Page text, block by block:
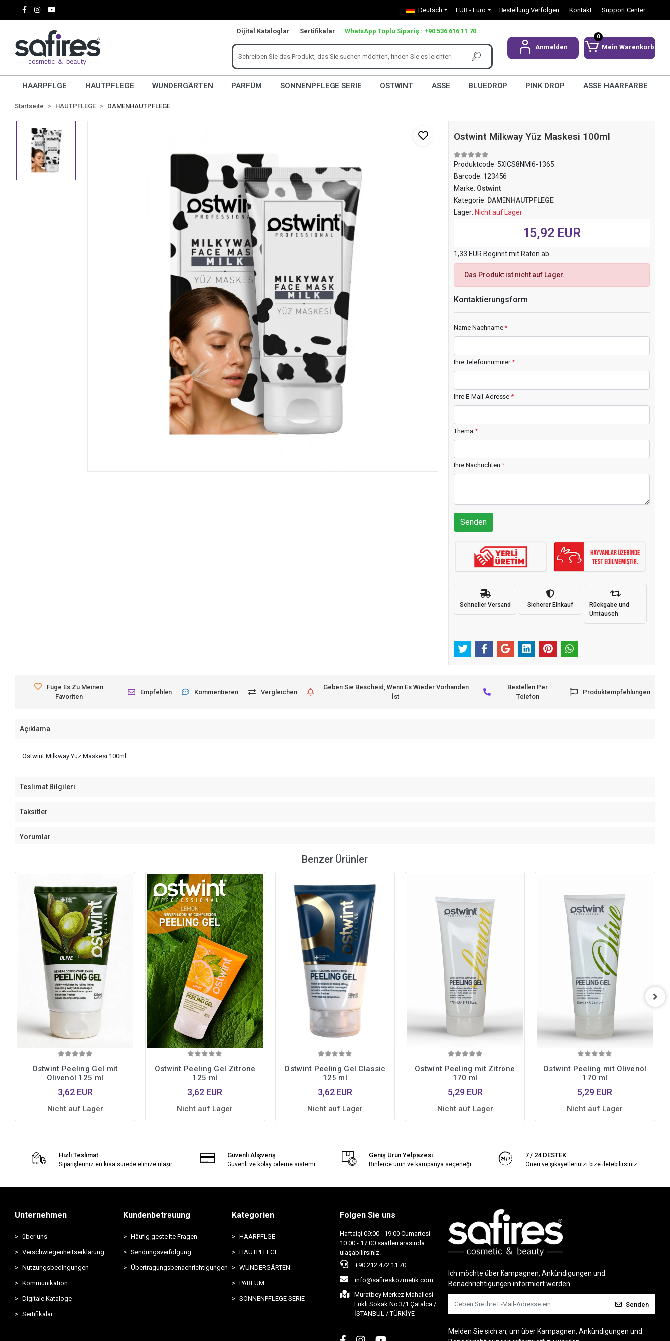
Deutsch EUR - Euro Bestellung Verfolgen Kontakt Support Center
Dijital Kataloglar Sertifikalar WhatsApp Toplu Sipariş : +90 536 616 11 70
Anmelden
0
Mein Warenkorb
HAARPFLGE HAUTPFLEGE WUNDERGÄRTEN PARFÜM SONNENPFLEGE SERIE OSTWINT ASSE BLUEDROP PINK DROP ASSE HAARFARBE
Startseite HAUTPFLEGE DAMENHAUTPFLEGE
Ostwint Milkway Yüz Maskesi 100ml
Produktcode: 5XICS8NMI6-1365
Barcode: 123456
Marke: Ostwint
Kategorie: DAMENHAUTPFLEGE
Lager: Nicht auf Lager
15,92 EUR
1,33 EUR Beginnt mit Raten ab
Das Produkt ist nicht auf Lager.
Kontaktierungsform
Name Nachname*
Ihre Telefonnummer*
Ihre E-Mail-Adresse*
Thema*
Ihre Nachrichten*
Senden
Schneller Versand Sicherer Einkauf
Rückgabe und
Umtausch
Füge Es Zu Meinen
Favoriten
Empfehlen Kommentieren Vergleichen
Geben Sie Bescheid, Wenn Es Wieder Vorhanden
İst
Bestellen Per
Telefon
Produktempfehlungen
Açıklama
Ostwint Milkway Yüz Maskesi 100ml
Teslimat Bilgileri
Taksitler
Yorumlar
Benzer Ürünler
Ostwint Peeling Gel mit
Olivenöl 125 ml
3,62 EUR
Nicht auf Lager
Ostwint Peeling Gel Zitrone
125 ml
3,62 EUR
Nicht auf Lager
Ostwint Peeling Gel Classic
125 ml
3,62 EUR
Nicht auf Lager
Ostwint Peeling mit Zitrone
170 ml
5,29 EUR
Nicht auf Lager
Ostwint Peeling mit Olivenöl
170 ml
5,29 EUR
Nicht auf Lager
Hızlı Teslimat
Siparişleriniz en kısa sürede elinize ulaşır.
Güvenli Alışveriş
Güvenli ve kolay ödeme sistemi
Geniş Ürün Yelpazesi
Binlerce ürün ve kampanya seçeneği
7 / 24 DESTEK
Öneri ve şikayetlerinizi bize iletebilirsiniz.
Unternehmen
über uns
Verschwiegenheitserklärung
Nutzungsbedingungen
Kommunikation
Digitale Kataloge
Sertifikalar
Kundenbetreuung
Häufig gestellte Fragen
Sendungsverfolgung
Übertragungsbenachrichtigungen
Kategorien
HAARPFLGE
HAUTPFLEGE
WUNDERGÄRTEN
PARFÜM
SONNENPFLEGE SERIE
Folgen Sie uns
Haftaiçi 09:00 - 19:00 Cumartesi
10:00 - 17:00 saatleri arasında
ulaşabilirsiniz.
+90 212 472 11 70
info@safireskozmetik.com
Muratbey Merkez Mahallesi
Erikli Sokak No:3/1 Çatalca /
İSTANBUL / TÜRKİYE
Ich möchte über Kampagnen, Ankündigungen und
Benachrichtigungen informiert werden.
Senden
Melden Sie sich an, um über Kampagnen, Ankündigungen und